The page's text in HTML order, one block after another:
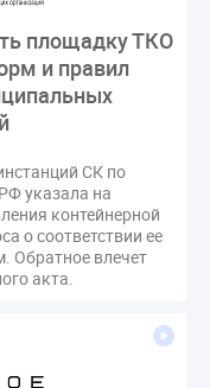
рабочая группа
совет МКД
МКД
совет
площадку ТКО
и правил
СК по
указала на
контейнерной
о соответствии ее
Обратное влечет
акта.